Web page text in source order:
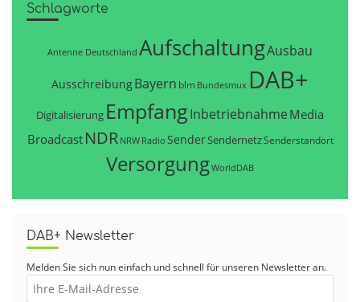
Schlagworte
Antenne Deutschland AufschaltungAusbau
AusschreibungBayern blm Bundesmux DAB+
Digitalisierung EmpfangInbetriebnahme Media
Broadcast NDR NRW Radio SenderSendernetzSenderstandort
VersorgungWorldDAB
DAB+ Newsletter
Melden Sie sich nun einfach und schnell für unseren Newsletter an.